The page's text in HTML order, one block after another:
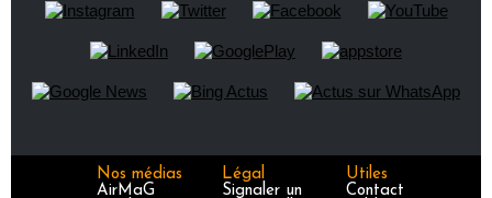
Nos médias
AirMaG
Légal
Signaler un
Utiles
Contact